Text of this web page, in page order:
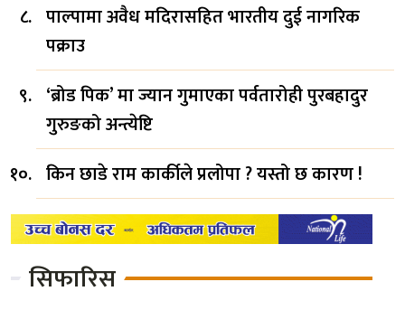
पाल्पामा अवैध मदिरासहित भारतीय दुई नागरिक
पक्राउ
‘ब्रोड पिक’ मा ज्यान गुमाएका पर्वतारोही पुरबहादुर
गुरुङको अन्त्येष्टि
किन छाडे राम कार्कीले प्रलोपा ? यस्तो छ कारण !
सिफारिस